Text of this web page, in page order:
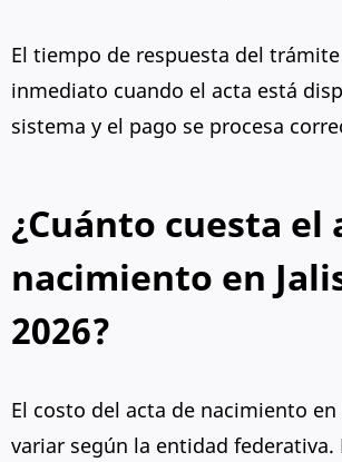
El tiempo de respuesta del
inmediato cuando el acta está
sistema y el pago se procesa
¿Cuánto cuesta el
nacimiento en
2026?
El costo del acta de nacimiento
variar según la entidad federativa.